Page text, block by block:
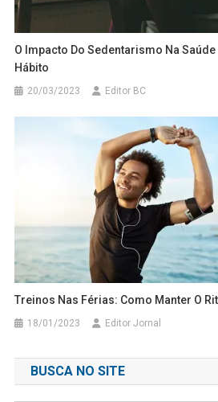
O Impacto Do Sedentarismo Na Saúde
Hábito
20/03/2023 Editor BC
Treinos Nas Férias: Como Manter O
18/01/2023 Editor Jornal
BUSCA NO SITE